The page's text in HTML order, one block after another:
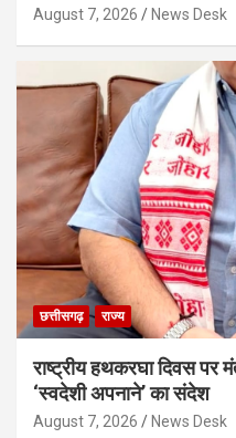
August 7, 2026 News Desk
छत्तीसगढ़ राज्य
राष्ट्रीय हथकरघा दिवस पर
‘स्वदेशी अपनाने’ का संदेश
August 7, 2026 News Desk